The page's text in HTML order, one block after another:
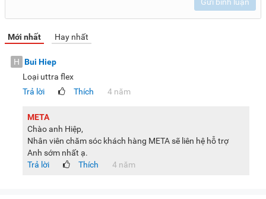
Mới nhất Hay nhất
H Bui Hiep
Loại uttra flex
Trả lời
Thích 4 năm
META
Chào anh Hiệp,
Nhân viên chăm sóc khách hàng META sẽ liên hệ hỗ trợ
Anh sớm nhất ạ.
Trả lời
Thích 4 năm